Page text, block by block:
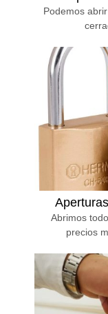
Podemos
Abrimos
precios